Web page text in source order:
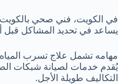
في الكويت، فني صحي بالكويت
يساعد في تحديد المشاكل قبل
مهامه تشمل علاج تسرب
يُقدم خدمات لصيانة شبكات
التكاليف طويلة الأجل.